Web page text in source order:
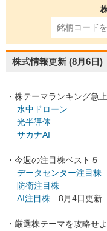
株式情報更新 (8月6日)
・株テーマランキング急
水中ドローン
光半導体
サカナAI
・今週の注目株ベスト５
データセンター注目株
防衛注目株
AI注目株 8月4日更新
・厳選株テーマを攻略せよ